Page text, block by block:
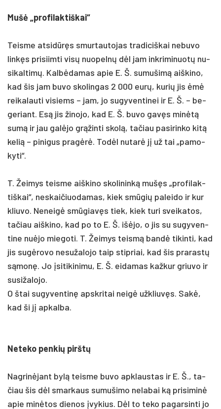
Mušė „pro­fi­lak­tiš­kai“
Teis­me at­si­dūręs smur­tau­to­jas tra­di­ciš­kai ne­bu­vo
linkęs pri­siim­ti visų nuo­pelnų dėl jam ink­ri­mi­nuotų nu­
si­kal­timų. Kalbė­da­mas apie E. Š. su­mu­šimą aiš­ki­no,
kad šis jam bu­vo sko­lin­gas 2 000 eurų, ku­rių jis ėmė
rei­ka­lau­ti vi­siems – jam, jo su­gy­ven­ti­nei ir E. Š. – be­
ge­riant. Esą jis ži­no­jo, kad E. Š. bu­vo gavęs minėtą
sumą ir jau galė­jo grąžin­ti skolą, ta­čiau pa­si­rin­ko kitą
ke­lią – pi­ni­gus pra­gėrė. Todėl nu­tarė jį už tai „pa­mo­
ky­ti“.
T. Žei­mys teis­me aiš­ki­no sko­li­ninką mušęs „pro­fi­lak­
tiš­kai“, ne­skai­čiuo­da­mas, kiek smūgių pa­lei­do ir kur
kliu­vo. Ne­neigė smūgiavęs tiek, kiek tu­ri svei­ka­tos,
ta­čiau aiš­ki­no, kad po to E. Š. išė­jo, o jis su su­gy­ven­
ti­ne nu­ėjo mie­go­ti. T. Žei­mys teismą bandė ti­kin­ti, kad
jis su­gėro­vo ne­su­ža­lo­jo taip stip­riai, kad šis pra­rastų
sąmonę. Jo įsi­ti­ki­ni­mu, E. Š. ei­da­mas kaž­kur griu­vo ir
su­si­ža­lo­jo.
O štai su­gy­ven­tinę ap­skri­tai neigė užk­liuvęs. Sakė,
kad ši jį ap­kal­ba.
Ne­te­ko pen­kių pirštų
Nag­rinė­jant bylą teis­me bu­vo ap­klaus­tas ir E. Š., ta­
čiau šis dėl smar­kaus su­mu­ši­mo ne­la­bai ką pri­si­minė
apie minė­tos die­nos įvy­kius. Dėl to te­ko pa­gar­sin­ti jo